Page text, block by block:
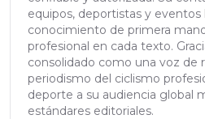
equipos, deportistas y
conocimiento de primera
profesional en cada texto.
consolidado como una voz de
periodismo del ciclismo
deporte a su audiencia global
estándares editoriales.